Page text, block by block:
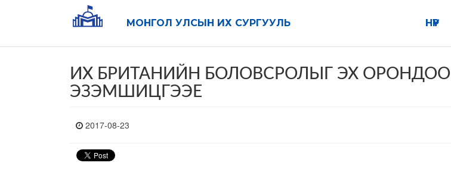
МОНГОЛ УЛСЫН ИХ СУРГУУЛЬ НҮҮР
ИХ БРИТАНИЙН БОЛОВСРОЛЫГ ЭХ ОРОНДОО
ЭЗЭМШИЦГЭЭЕ
2017-08-23